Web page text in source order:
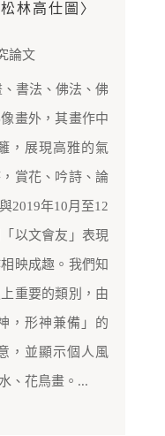
林高仕圖〉
論文
書法、佛法、佛
畫外，其畫作中
，展現高雅的氣
賞花、吟詩、論
2019年10月至12
以文會友」表現
映成趣。我們知
重要的類別，由
，形神兼備」的
，並顯示個人風
、花鳥畫。...